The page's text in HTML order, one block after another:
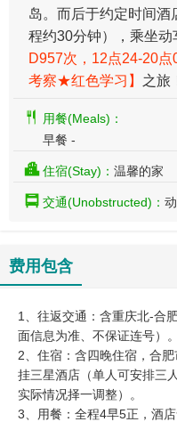
岛。而后于约定时间酒
程约30分钟），乘坐动
D957次，12点24-20点
考察★红色学习】 之旅
用餐(Meals)：
早餐 -
住宿(Stay)： 温馨的家
交通(Unobstructed)：
费用包含
1、往返交通：含重庆北-合
面信息为准、不保证连号）。
2、住宿：含四晚住宿，合
挂三星酒店（单人可安排三
实际情况择一调整）。
3、用餐：全程4早5正，酒